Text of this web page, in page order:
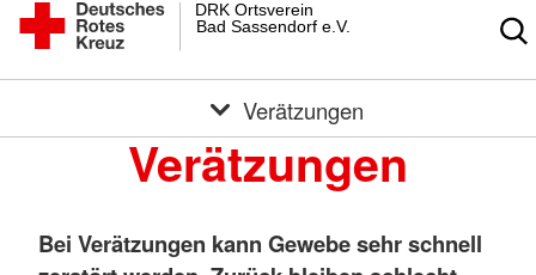
Bad Sassendorf e.V.
DRK Ortsverein
Verätzungen
Verätzungen
Bei Verätzungen kann Gewebe sehr schnell